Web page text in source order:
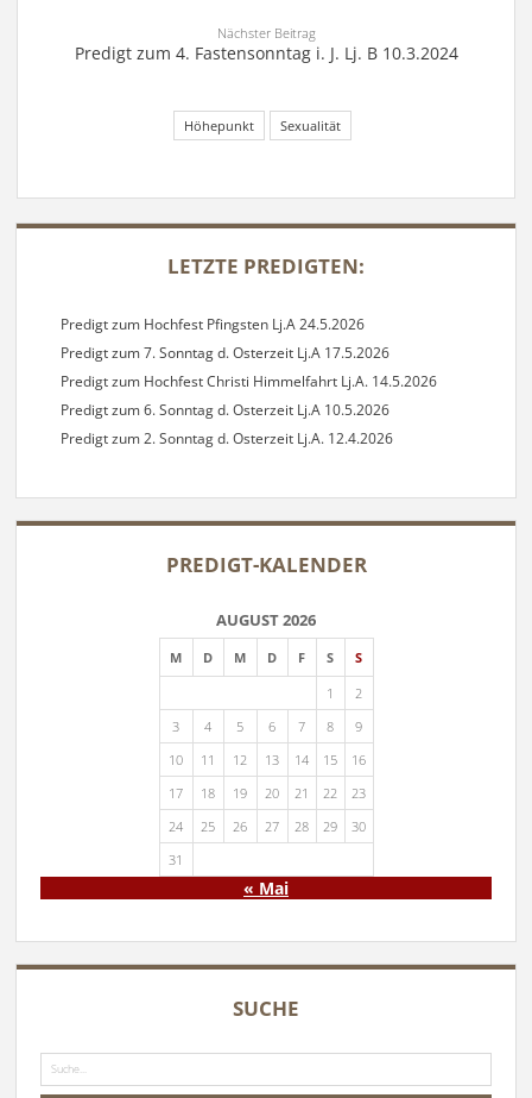
Nächster Beitrag
Predigt zum 4. Fastensonntag i. J. Lj. B 10.3.2024
Höhepunkt Sexualität
SIDEBAR
LETZTE PREDIGTEN:
Predigt zum Hochfest Pfingsten Lj.A 24.5.2026
Predigt zum 7. Sonntag d. Osterzeit Lj.A 17.5.2026
Predigt zum Hochfest Christi Himmelfahrt Lj.A. 14.5.2026
Predigt zum 6. Sonntag d. Osterzeit Lj.A 10.5.2026
Predigt zum 2. Sonntag d. Osterzeit Lj.A. 12.4.2026
PREDIGT-KALENDER
AUGUST 2026
M D M D F S
S
1
2
3
4 5 6 7 8
9
10
11 12 13 14 15
16
17
18 19 20 21 22
23
24
25 26 27 28 29
30
31
« Mai
SUCHE
Suche